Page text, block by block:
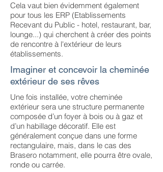
Cela vaut bien évidemment également
pour tous les ERP (Etablissements
Recevant du Public - hotel, restaurant, bar,
lounge...) qui cherchent à créer des points
de rencontre à l'extérieur de leurs
établissements.
Imaginer et concevoir la cheminée
extérieur de ses rêves
Une fois installée, votre cheminée
extérieur sera une structure permanente
composée d’un foyer à bois ou à gaz et
d’un habillage décoratif. Elle est
généralement conçue dans une forme
rectangulaire, mais, dans le cas des
Brasero notamment, elle pourra être ovale,
ronde ou carrée.